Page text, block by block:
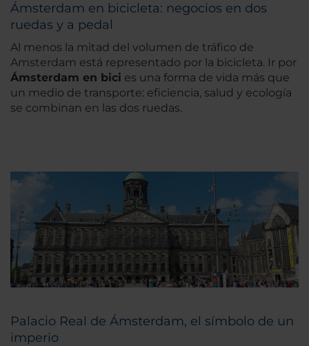
Ámsterdam en bicicleta: negocios en dos
ruedas y a pedal
Al menos la mitad del volumen de tráfico de
Amsterdam está representado por la bicicleta. Ir por
Ámsterdam en bici es una forma de vida más que
un medio de transporte: eficiencia, salud y ecología
se combinan en las dos ruedas.
Palacio Real de Ámsterdam, el símbolo de un
imperio